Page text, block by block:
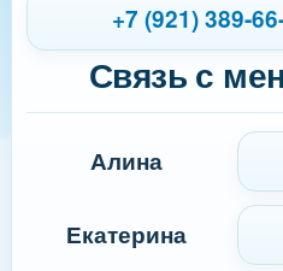
+7 (921) 389-
Связь с
Алина
Екатерина